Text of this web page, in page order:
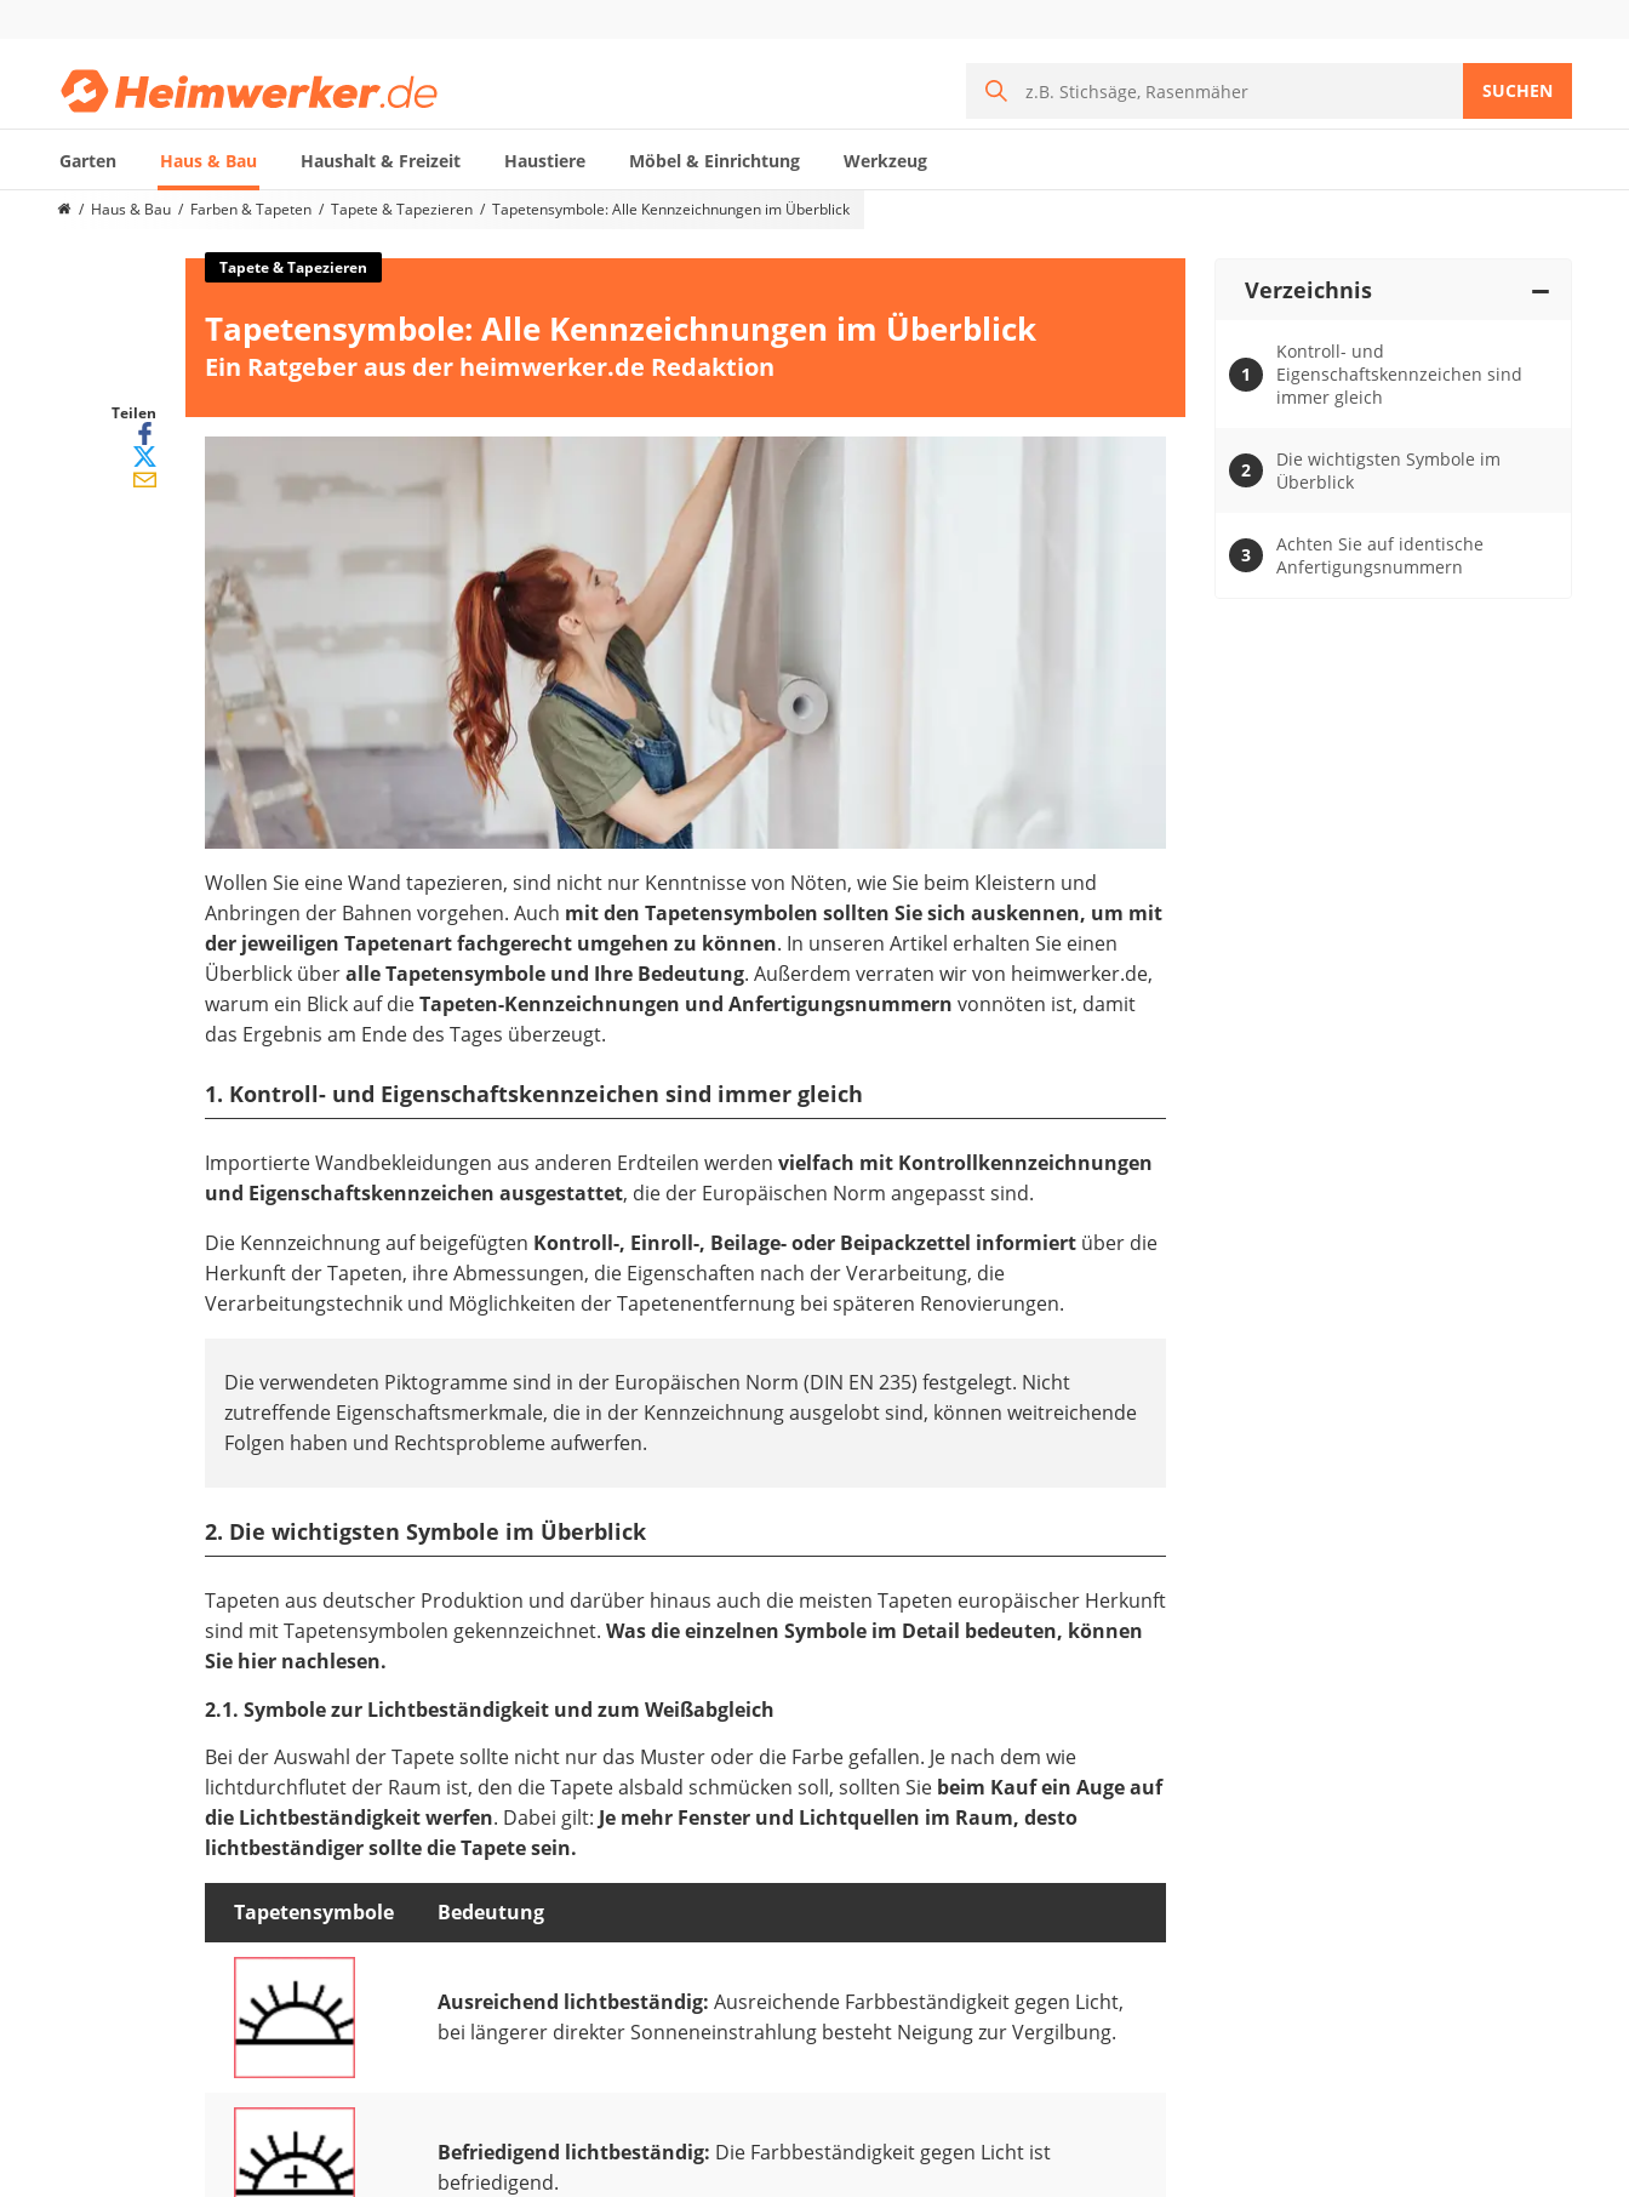
SUCHEN
Garten Haus & Bau Haushalt & Freizeit Haustiere Möbel & Einrichtung Werkzeug
Die beliebtesten Vergleiche nach Kategorie
Außenleuchte mit Kamera
Smart-Home-Rauchmelder
Überwachungskameras außen
Regendusche
Reizstromgerät
Infrarot-Thermometer
Digitale Zeitschaltuhr
Paketbriefkasten
Fensterkontaktschalter
Video-Türsprechanlage
Haus & Bau Farben & Tapeten Tapete & Tapezieren Tapetensymbole: Alle Kennzeichnungen im Überblick
Teilen
Tapete & Tapezieren
Tapetensymbole: Alle Kennzeichnungen im Überblick
Ein Ratgeber aus der heimwerker.de Redaktion
Wollen Sie eine Wand tapezieren, sind nicht nur Kenntnisse von Nöten, wie Sie beim Kleistern und
Anbringen der Bahnen vorgehen. Auch mit den Tapetensymbolen sollten Sie sich auskennen, um mit
der jeweiligen Tapetenart fachgerecht umgehen zu können. In unseren Artikel erhalten Sie einen
Überblick überalle Tapetensymbole und Ihre Bedeutung. Außerdem verraten wir von heimwerker.de,
warum ein Blick auf dieTapeten-Kennzeichnungen und Anfertigungsnummern vonnöten ist, damit
das Ergebnis am Ende des Tages überzeugt.
1. Kontroll- und Eigenschaftskennzeichen sind immer gleich
Importierte Wandbekleidungen aus anderen Erdteilen werdenvielfach mit Kontrollkennzeichnungen
und Eigenschaftskennzeichen ausgestattet, die der Europäischen Norm angepasst sind.
Die Kennzeichnung auf beigefügten Kontroll-, Einroll-, Beilage- oder Beipackzettel informiert über die
Herkunft der Tapeten, ihre Abmessungen, die Eigenschaften nach der Verarbeitung, die
Verarbeitungstechnik und Möglichkeiten der Tapetenentfernung bei späteren Renovierungen.
Die verwendeten Piktogramme sind in der Europäischen Norm (DIN EN 235) festgelegt. Nicht
zutreffende Eigenschaftsmerkmale, die in der Kennzeichnung ausgelobt sind, können weitreichende
Folgen haben und Rechtsprobleme aufwerfen.
2. Die wichtigsten Symbole im Überblick
Tapeten aus deutscher Produktion und darüber hinaus auch die meisten Tapeten europäischer Herkunft
sind mit Tapetensymbolen gekennzeichnet.Was die einzelnen Symbole im Detail bedeuten, können
Sie hier nachlesen.
2.1. Symbole zur Lichtbeständigkeit und zum Weißabgleich
Bei der Auswahl der Tapete sollte nicht nur das Muster oder die Farbe gefallen. Je nach dem wie
lichtdurchflutet der Raum ist, den die Tapete alsbald schmücken soll, sollten Sie beim Kauf ein Auge auf
die Lichtbeständigkeit werfen. Dabei gilt: Je mehr Fenster und Lichtquellen im Raum, desto
lichtbeständiger sollte die Tapete sein.
Tapetensymbole Bedeutung
Ausreichend lichtbeständig: Ausreichende Farbbeständigkeit gegen Licht,
bei längerer direkter Sonneneinstrahlung besteht Neigung zur Vergilbung.
Befriedigend lichtbeständig: Die Farbbeständigkeit gegen Licht ist
befriedigend.
Verzeichnis
Kontroll- und
Eigenschaftskennzeichen sind
immer gleich
Die wichtigsten Symbole im
Überblick
Achten Sie auf identische
Anfertigungsnummern